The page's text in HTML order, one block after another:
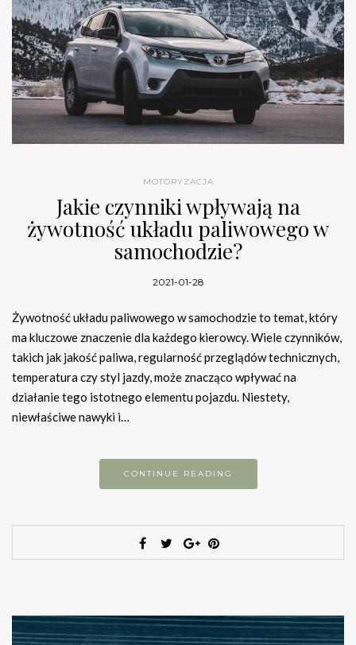
MOTORYZACJA
Jakie czynniki wpływają na
żywotność układu paliwowego w
samochodzie?
2021-01-28
Żywotność układu paliwowego w samochodzie to temat, który
ma kluczowe znaczenie dla każdego kierowcy. Wiele czynników,
takich jak jakość paliwa, regularność przeglądów technicznych,
temperatura czy styl jazdy, może znacząco wpływać na
działanie tego istotnego elementu pojazdu. Niestety,
niewłaściwe nawyki i…
CONTINUE READING